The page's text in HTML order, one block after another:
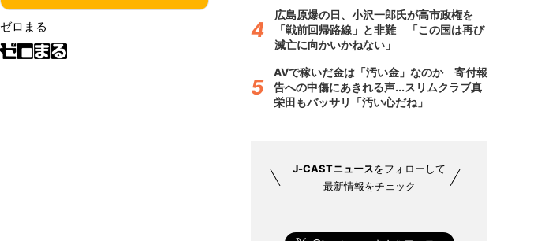
ゼロまる
広島原爆の日、小沢一郎氏が高市政権を
「戦前回帰路線」と非難 「この国は再び
滅亡に向かいかねない」
AVで稼いだ金は「汚い金」なのか 寄付報
告への中傷にあきれる声...スリムクラブ真
栄田もバッサリ「汚い心だね」
J-CASTニュースをフォローして
最新情報をチェック